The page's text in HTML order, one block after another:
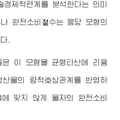
제적련계를 분석한다는 의미
완전소비졑수는 응당 모형의
.
은 이 모형을 균형타산에 리용
물의 량적호상관계를 반영하
맞지 않게 물자의 완전소비